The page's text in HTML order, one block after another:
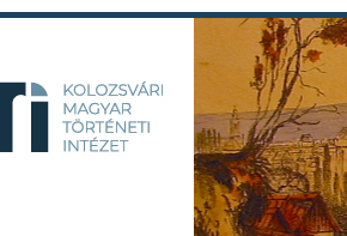
A háttérben